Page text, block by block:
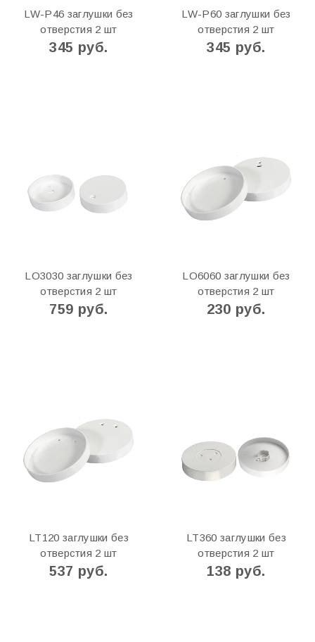
LW-P46 заглушки без
отверстия 2 шт
345 руб.
LW-P60 заглушки без
отверстия 2 шт
345 руб.
LO3030 заглушки без
отверстия 2 шт
759 руб.
LO6060 заглушки без
отверстия 2 шт
230 руб.
LT120 заглушки без
отверстия 2 шт
537 руб.
LT360 заглушки без
отверстия 2 шт
138 руб.